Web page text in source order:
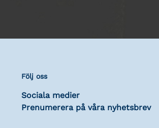
Följ oss
Sociala medier
Prenumerera på våra nyhetsbrev